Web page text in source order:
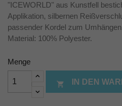
"ICEWORLD" aus Kunstfell
Applikation, silbernen
passender Kordel zum
Material: 100% Polyester.
Menge
 IN DEN